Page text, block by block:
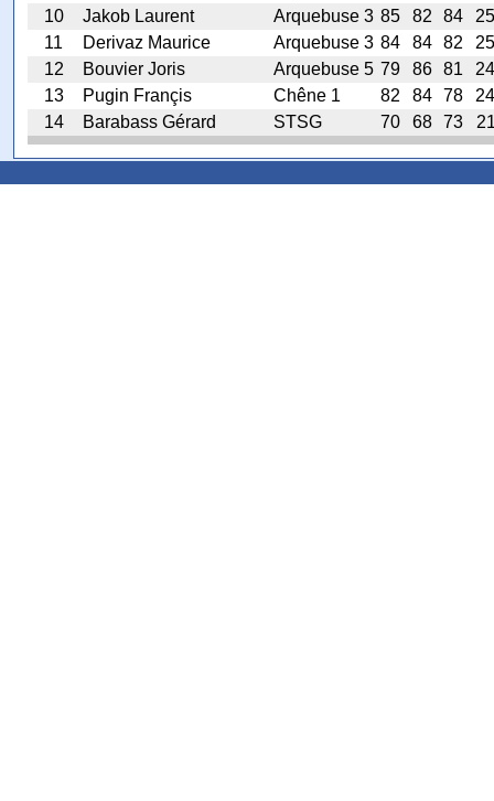
10
Jakob Laurent Arquebuse 3 85 82 84
11
Derivaz Maurice Arquebuse 3 84 84 82
12
Bouvier Joris Arquebuse 5 79 86 81
13
Pugin Françis Chêne 1 82 84 78
14
Barabass Gérard STSG 70 68 73